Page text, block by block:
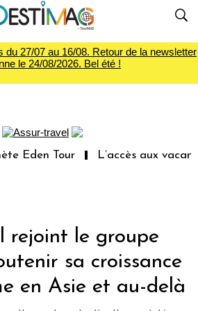
du 27/07 au 16/08. Retour de la newsletter
le 24/08/2026. Bel été !
Eden Tour L’accès aux
rejoint le groupe
sa croissance
en Asie et au-delà